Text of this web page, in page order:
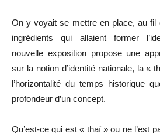
On y voyait se mettre en place, au fil
ingrédients qui allaient former
nouvelle exposition propose une
sur la notion d’identité nationale, la «
l’horizontalité du temps historique
profondeur d’un concept.
Qu’est-ce qui est « thaï » ou ne l’est